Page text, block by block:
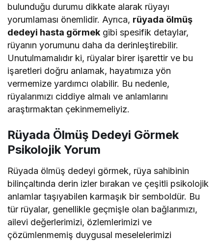
bulunduğu durumu dikkate alarak rüyayı
yorumlaması önemlidir. Ayrıca, rüyada ölmüş
dedeyi hasta görmek gibi spesifik detaylar,
rüyanın yorumunu daha da derinleştirebilir.
Unutulmamalıdır ki, rüyalar birer işarettir ve bu
işaretleri doğru anlamak, hayatımıza yön
vermemize yardımcı olabilir. Bu nedenle,
rüyalarımızı ciddiye almalı ve anlamlarını
araştırmaktan çekinmemeliyiz.
Rüyada Ölmüş Dedeyi Görmek
Psikolojik Yorum
Rüyada ölmüş dedeyi görmek, rüya sahibinin
bilinçaltında derin izler bırakan ve çeşitli psikolojik
anlamlar taşıyabilen karmaşık bir semboldür. Bu
tür rüyalar, genellikle geçmişle olan bağlarımızı,
ailevi değerlerimizi, özlemlerimizi ve
çözümlenmemiş duygusal meselelerimizi